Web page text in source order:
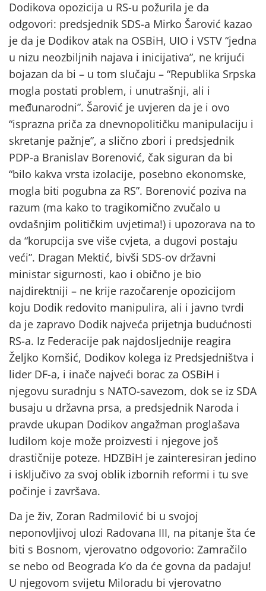
Dodikova opozicija u RS-u požurila je da
odgovori: predsjednik SDS-a Mirko Šarović kazao
je da je Dodikov atak na OSBiH, UIO i VSTV “jedna
u nizu neozbiljnih najava i inicijativa”, ne krijući
bojazan da bi – u tom slučaju – “Republika Srpska
mogla postati problem, i unutrašnji, ali i
međunarodni”. Šarović je uvjeren da je i ovo
“isprazna priča za dnevnopolitičku manipulaciju i
skretanje pažnje”, a slično zbori i predsjednik
PDP-a Branislav Borenović, čak siguran da bi
“bilo kakva vrsta izolacije, posebno ekonomske,
mogla biti pogubna za RS”. Borenović poziva na
razum (ma kako to tragikomično zvučalo u
ovdašnjim političkim uvjetima!) i upozorava na to
da “korupcija sve više cvjeta, a dugovi postaju
veći”. Dragan Mektić, bivši SDS-ov državni
ministar sigurnosti, kao i obično je bio
najdirektniji – ne krije razočarenje opozicijom
koju Dodik redovito manipulira, ali i javno tvrdi
da je zapravo Dodik najveća prijetnja budućnosti
RS-a. Iz Federacije pak najdosljednije reagira
Željko Komšić, Dodikov kolega iz Predsjedništva i
lider DF-a, i inače najveći borac za OSBiH i
njegovu suradnju s NATO-savezom, dok se iz SDA
busaju u državna prsa, a predsjednik Naroda i
pravde ukupan Dodikov angažman proglašava
ludilom koje može proizvesti i njegove još
drastičnije poteze. HDZBiH je zainteresiran jedino
i isključivo za svoj oblik izbornih reformi i tu sve
počinje i završava.
Da je živ, Zoran Radmilović bi u svojoj
neponovljivoj ulozi Radovana III, na pitanje šta će
biti s Bosnom, vjerovatno odgovorio: Zamračilo
se nebo od Beograda k’o da će govna da padaju!
U njegovom svijetu Miloradu bi vjerovatno